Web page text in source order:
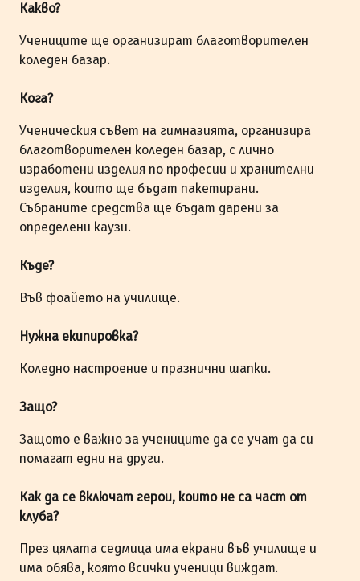
Какво?
Учениците ще организират благотворителен
коледен базар.
Кога?
Ученическия съвет на гимназията, организира
благотворителен коледен базар, с лично
изработени изделия по професии и хранителни
изделия, които ще бъдат пакетирани.
Събраните средства ще бъдат дарени за
определени каузи.
Къде?
Във фоайето на училище.
Нужна екипировка?
Коледно настроение и празнични шапки.
Защо?
Защото е важно за учениците да се учат да си
помагат едни на други.
Как да се включат герои, които не са част от
клуба?
През цялата седмица има екрани във училище и
има обява, която всички ученици виждат.